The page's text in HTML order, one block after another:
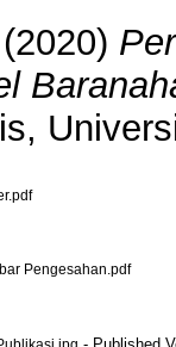
(2020)
Pengesahan.pdf